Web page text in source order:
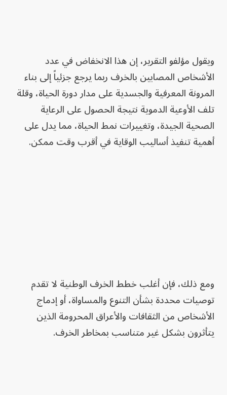
ويقول مؤلفو التقرير، إن هذا الانخفاض في عدد
الأشخاص المصابين بالخرف ربما يرجع جزئياً إلى بناء
المرونة المعرفية والجسدية على مدار دورة الحياة، وقلة
تلف الأوعية الدموية نتيجة الحصول على الرعاية
الصحية الجيدة، وتغييرات نمط الحياة، مما يدل على
أهمية تنفيذ أساليب الوقاية في أقرب وقت ممكن.
ومع ذلك، فإن أغلب خطط الخرف الوطنية لا تقدم
توصيات محددة بشأن التنوع والمساواة، أو إدماج
الأشخاص من الثقافات والأعراق المحرومة الذين
يتأثرون بشكل غير متناسب بمخاطر الخرف.